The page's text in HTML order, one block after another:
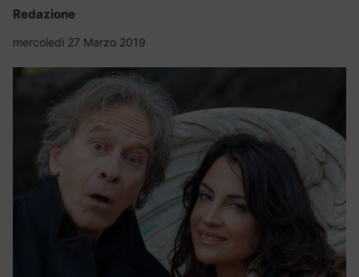
Redazione
mercoledì 27 Marzo 2019